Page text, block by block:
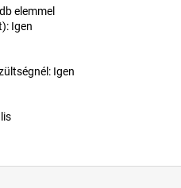
elemmel
Igen
Igen